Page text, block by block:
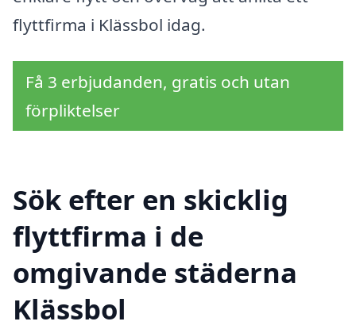
flyttfirma i Klässbol idag.
Få 3 erbjudanden, gratis och utan
förpliktelser
Sök efter en skicklig
flyttfirma i de
omgivande städerna
Klässbol